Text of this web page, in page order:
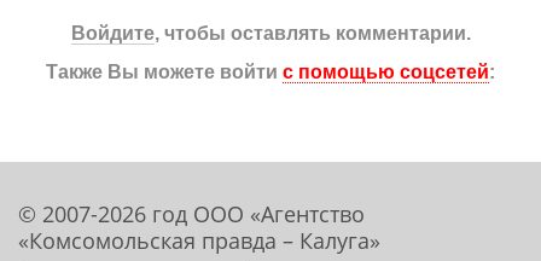
Войдите, чтобы оставлять комментарии.
Также Вы можете войти с помощью соцсетей:
© 2007-2026 год ООО «Агентство
«Комсомольская правда – Калуга»